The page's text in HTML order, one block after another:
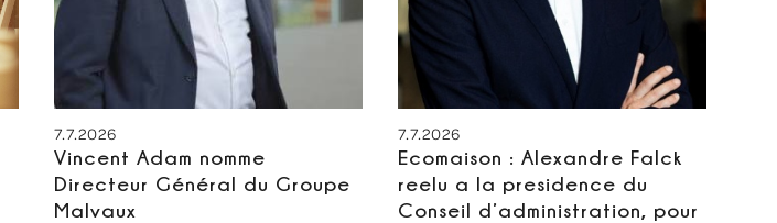
7.7.2026
Vincent Adam nomme
Directeur Général du Groupe
Malvaux
7.7.2026
Ecomaison : Alexandre Falck
reelu a la presidence du
Conseil d’administration, pour